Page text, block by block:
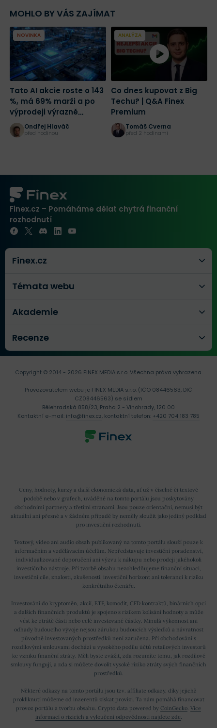
MOHLO BY VÁS ZAJÍMAT
NOVINKA
Tato AI akcie roste o 143
%, má 69% marži a po
výprodeji výrazně
zlevnilaOndřej Hlaváč
před hodinou
ANALÝZA
Co dnes kupovat z Big
Techu? | Q&A Finex
Premium
Tomáš Cverna
před 2 hodinami
Finex.cz – Pomáháme dělat chytrá finanční
rozhodnutí
Finex.cz
Témata webu
Akademie
Recenze
Ceny, hodnoty, kurzy a další ekonomická data, ať už v číselné či textové
podobě nebo v grafech, uváděné na tomto portálu jsou poskytovány
obchodními partnery a třetími stranami. Jsou pouze orientační, nemusí být
aktuální ani přesné a v žádném případě by neměly sloužit jako jediný podklad
pro investiční rozhodnutí.
Textový, video ani audio obsah publikovaný na tomto portálu slouží pouze k
informačním a vzdělávacím účelům. Nepředstavuje investiční poradenství,
individualizované doporučení ani výzvu k nákupu nebo prodeji jakéhokoli
investičního nástroje. Při tvorbě obsahu nezohledňujeme finanční situaci,
investiční cíle, znalosti, zkušenosti, investiční horizont ani toleranci k riziku
konkrétního čtenáře.
Investování do kryptoměn, akcií, ETF, komodit, CFD kontraktů, binárních opcí
a dalších finančních produktů je spojeno s rizikem kolísání hodnoty a může
vést ke ztrátě části nebo celé investované částky. Minulá výkonnost ani
odhady budoucího vývoje nejsou zárukou budoucích výsledků a návratnost
původně investovaných prostředků není zaručena. Při obchodování s
rozdílovými smlouvami dochází u vysokého podílu účtů retailových investorů
ke vzniku finanční ztráty. Měli byste zvážit, zda rozumíte tomu, jak rozdílové
smlouvy fungují, a zda si můžete dovolit vysoké riziko ztráty svých finančních
prostředků.
Některé odkazy na tomto portálu jsou tzv. affiliate odkazy, díky jejichž
prokliknutí můžeme od inzerentů získat provizi. Ta nám pomáhá financovat
provoz portálu a tvorbu obsahu. Crypto data powered by CoinGecko Více
informací o rizicích a vyloučení odpovědnosti najdete zde
Copyright © 2014 - 2026 FINEX MEDIA s.r.o.Všechna práva vyhrazena.
Provozovatelem webu je FINEX MEDIA s.r.o. (IČO 08446563, DIČ
CZ08446563) se sídlem
Bělehradská 858/23, Praha 2 - Vinohrady, 120 00
Kontaktní e-mail: info@finex.cz, kontaktní telefon: +420 704 183 785